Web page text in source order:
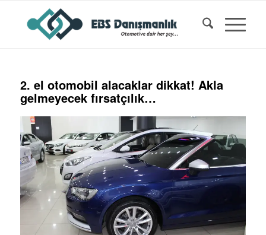
2. el otomobil alacaklar dikkat! Akla
gelmeyecek fırsatçılık…